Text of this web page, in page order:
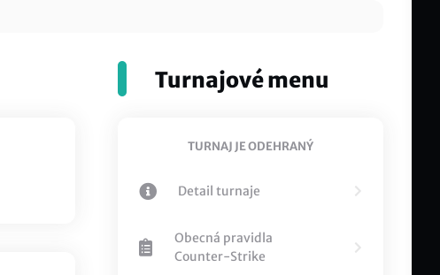
Turnajové menu
TURNAJ JE ODEHRANÝ
Detail turnaje
Obecná pravidla
Counter-Strike